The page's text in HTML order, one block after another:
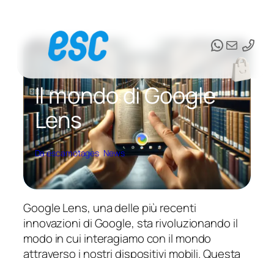
contenuto
Email
Il mondo di Google
Lens
Da escamotages, News
Google Lens, una delle più recenti
innovazioni di Google, sta rivoluzionando il
modo in cui interagiamo con il mondo
attraverso i nostri dispositivi mobili. Questa